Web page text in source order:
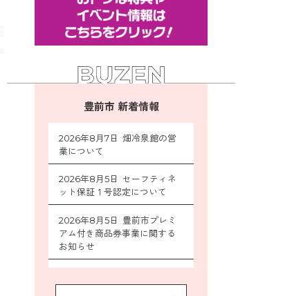
豊前市 新着情報
2026年8月7日 畑冷泉館の営
業について
2026年8月5日 セーフティネ
ット保証１号認定について
2026年8月5日 豊前市プレミ
アム付き商品券事業に関する
お知らせ
ン作戦参加者募集